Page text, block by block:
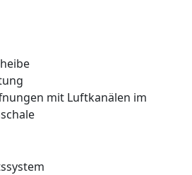
mit Luftkanälen im